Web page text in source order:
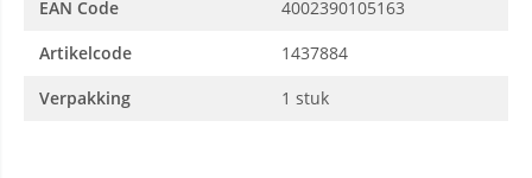
EAN Code
4002390105163
Artikelcode
1437884
Verpakking
1 stuk